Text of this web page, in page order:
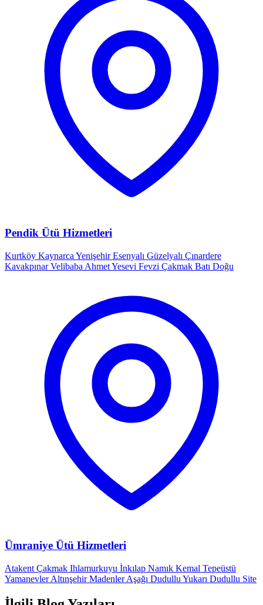
Pendik Ütü Hizmetleri
Kurtköy Kaynarca YenişehirEsenyalı Güzelyalı Çınardere
KavakpınarVelibaba Ahmet Yesevi Fevzi Çakmak Batı Doğu
Ümraniye Ütü Hizmetleri
Atakent Çakmak Ihlamurkuyu İnkılap Namık Kemal Tepeüstü
YamanevlerAltınşehirMadenlerAşağı Dudullu Yukarı Dudullu Site